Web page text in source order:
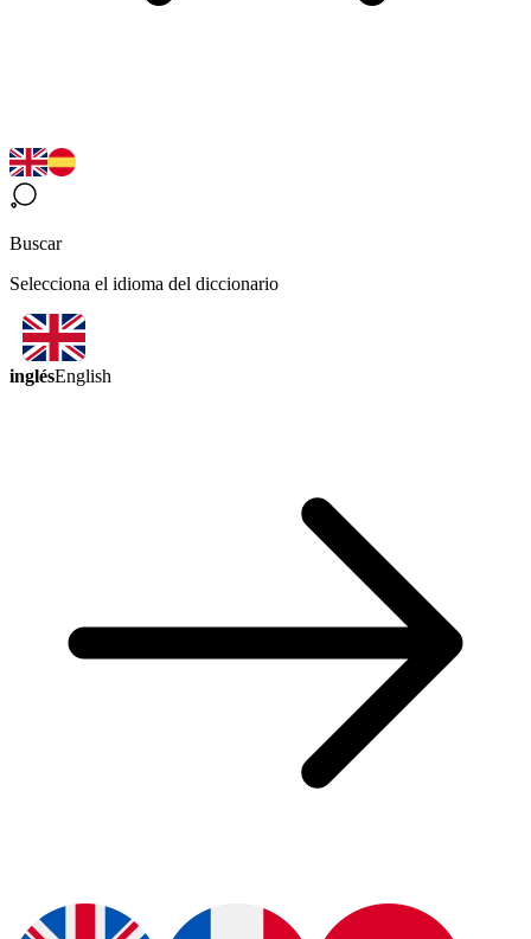
Buscar
Selecciona el idioma del diccionario
inglésEnglish